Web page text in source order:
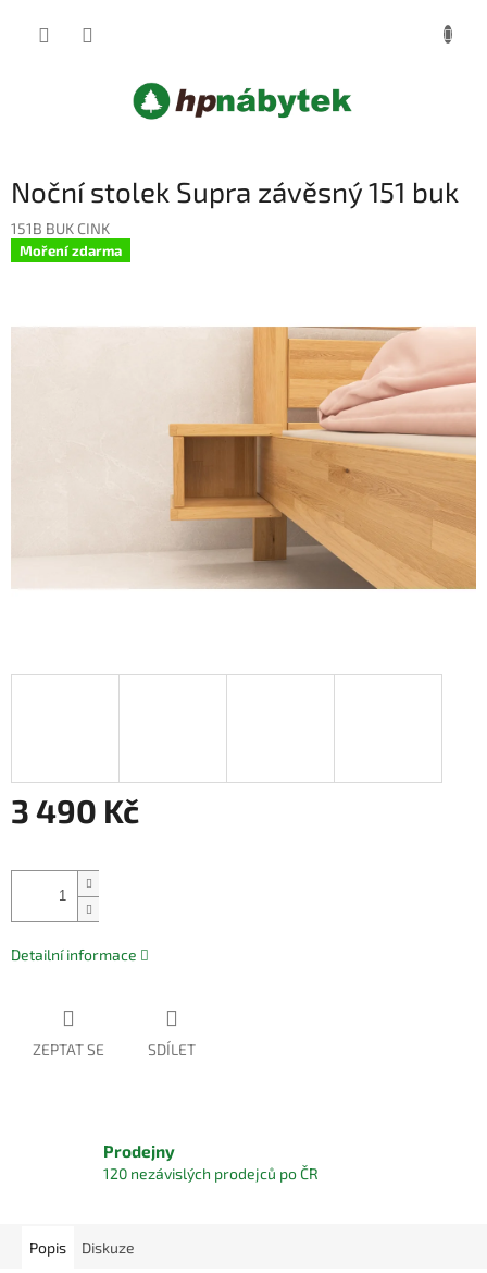
Noční stolek Supra závěsný 151 buk
151B BUK CINK
Moření zdarma
3 490 Kč
cena:
Detailní informace
ZEPTAT SE SDÍLET
Prodejny
120 nezávislých prodejců po ČR
Popis Diskuze